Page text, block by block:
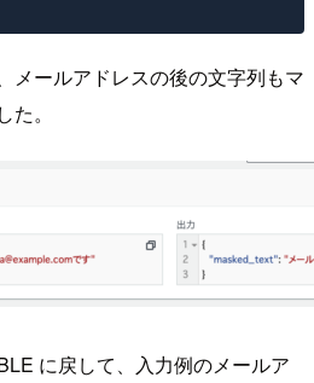
メールアドレスの後の文字列もマ
。
に戻して、入力例のメールア